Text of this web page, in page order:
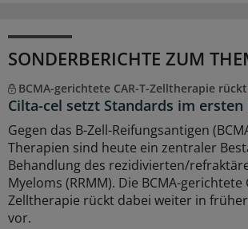
SONDERBERICHTE ZUM
BCMA-gerichtete CAR-T-Zelltherapie
Cilta-cel setzt Standards im ersten
Gegen das B-Zell-Reifungsantigen
Therapien sind heute ein zentraler
Behandlung des rezidivierten/
Myeloms (RRMM). Die BCMA-gerichtete
Zelltherapie rückt dabei weiter in
vor.